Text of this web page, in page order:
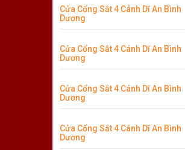
Cửa Cổng Sắt 4 Cánh Dĩ An Bình
Dương
Cửa Cổng Sắt 4 Cánh Dĩ An Bình
Dương
Cửa Cổng Sắt 4 Cánh Dĩ An Bình
Dương
Cửa Cổng Sắt 4 Cánh Dĩ An Bình
Dương